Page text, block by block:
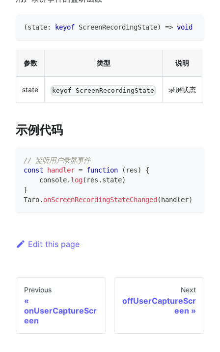
(state: keyof ScreenRecordingState) => void
参数 类型 说明
state keyof ScreenRecordingState 录屏状态
示例代码
// 监听用户录屏事件
const
handler = function ( res)
{
console. log( res . state)
}
Taro. onScreenRecordingStateChanged ( handler)
Edit this page
Previous
onUserCaptureScr
een
Next
offUserCaptureScr
een